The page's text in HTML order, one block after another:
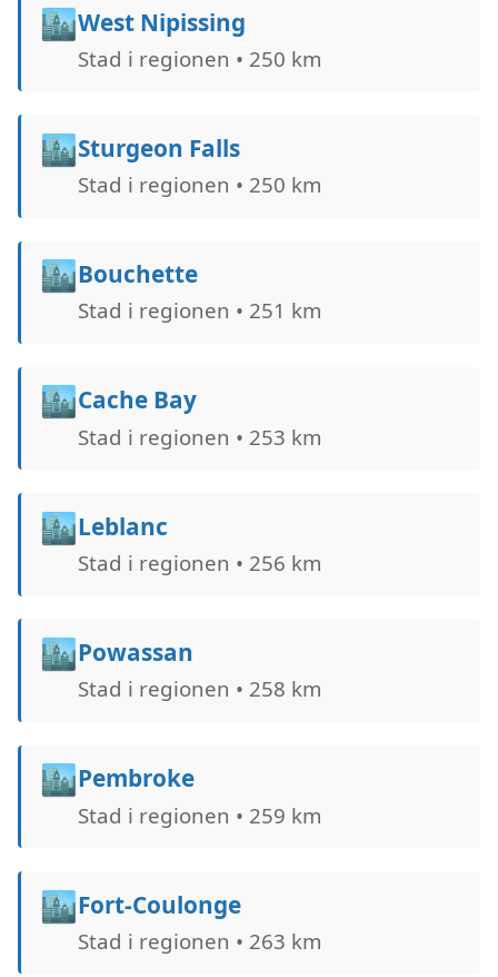
🏙️West Nipissing
Stad i regionen • 250 km
🏙️Sturgeon Falls
Stad i regionen • 250 km
🏙️Bouchette
Stad i regionen • 251 km
🏙️Cache Bay
Stad i regionen • 253 km
🏙️Leblanc
Stad i regionen • 256 km
🏙️Powassan
Stad i regionen • 258 km
🏙️Pembroke
Stad i regionen • 259 km
🏙️Fort-Coulonge
Stad i regionen • 263 km